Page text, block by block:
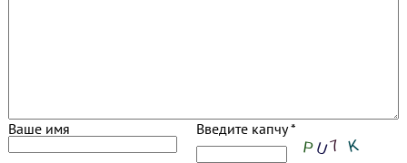
Ваше имя Введите капчу *